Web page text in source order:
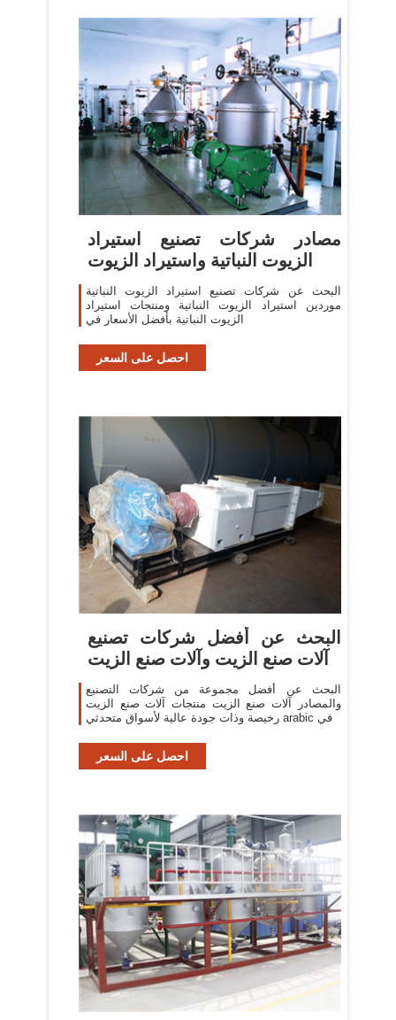
مصادر شركات تصنيع استيراد
الزيوت النباتية واستيراد الزيوت
البحث عن شركات تصنيع استيراد الزيوت النباتية
موردين استيراد الزيوت النباتية ومنتجات استيراد
الزيوت النباتية بأفضل الأسعار في
احصل على السعر
البحث عن أفضل شركات تصنيع
آلات صنع الزيت وآلات صنع الزيت
البحث عن أفضل مجموعة من شركات التصنيع
والمصادر آلات صنع الزيت منتجات آلات صنع الزيت
رخيصة وذات جودة عالية لأسواق متحدثي arabic في
احصل على السعر